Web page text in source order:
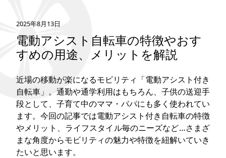
お問い合わせ
2025年8月13日
電動アシスト自転車の特徴やおす
すめの用途、メリットを解説
近場の移動が楽になるモビリティ「電動アシスト付き
自転車」。通勤や通学利用はもちろん、子供の送迎手
段として、子育て中のママ・パパにも多く使われてい
ます。今回の記事では電動アシスト付き自転車の特徴
やメリット、ライフスタイル毎のニーズなど…さまざ
まな角度からモビリティの魅力や特徴を紐解いていき
たいと思います。